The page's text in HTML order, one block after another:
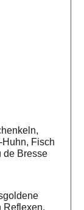
Fisch
de Bresse
Reflexen.